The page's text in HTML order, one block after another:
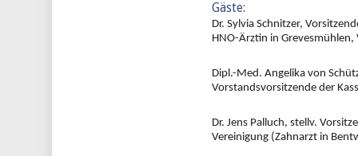
Gäste:
Dr. Sylvia Schnitzer,
HNO-Ärztin in
Dipl.-Med. Angelika von
Vorstandsvorsitzende der
Dr. Jens Palluch, stellv.
Vereinigung (Zahnarzt in